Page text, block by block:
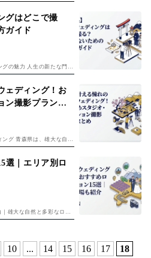
置いた「フォトウェディ
は豊かな自然と歴史的建
グはどこで撮
ガイド
の魅力 人生の新たな門出
ジオ撮影だけでなく、思
行うカップルが増えてい
ェディング！お
ン撮影プランま
グ 青森県は、雄大な自然
景観が楽しめる場所で
山地のブナ林、奥入瀬渓
選｜エリア別ロ
雄大な自然と多彩なロケ
の絶景・異国情緒あふれる
10 ... 14 15 16 17 18